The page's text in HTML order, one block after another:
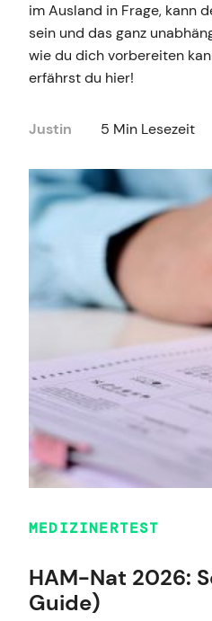
im Ausland in Frage, kann
sein und das ganz
wie du dich vorbereiten
erfährst du hier!
Justin 5 Min Lesezeit
MEDIZINERTEST
HAM-Nat 2026:
Guide)